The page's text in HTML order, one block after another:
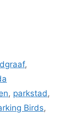
,
, parkstad,
Birds,